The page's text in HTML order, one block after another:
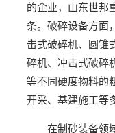
的企业，山东世邦
条。破碎设备方面
击式破碎机、圆锥
碎机、冲击式破碎
等不同硬度物料的
开采、基建施工等
在制砂装备领